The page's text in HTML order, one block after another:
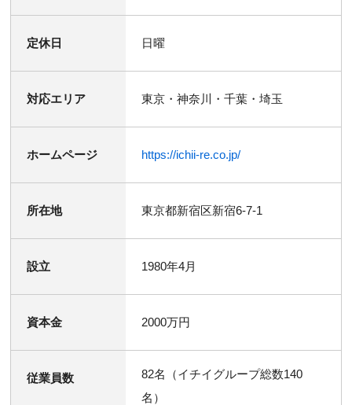
定休日 日曜
対応エリア 東京・神奈川・千葉・埼玉
ホームページ https://ichii-re.co.jp/
所在地 東京都新宿区新宿6-7-1
設立 1980年4月
資本金 2000万円
従業員数
82名（イチイグループ総数140
名）